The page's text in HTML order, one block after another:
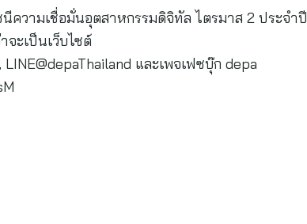
ความเชื่อมั่นอุตสาหกรรมดิจิทัล ไตรมาส 2 ประจำปี
ะเป็นเว็บไซต์
และเพจเฟซบุ๊ก depa